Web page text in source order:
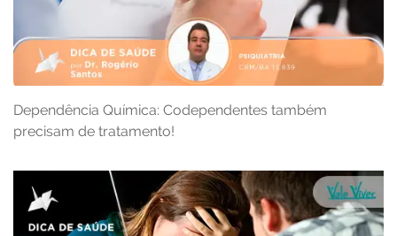
Dependência Química: Codependentes também
precisam de tratamento!